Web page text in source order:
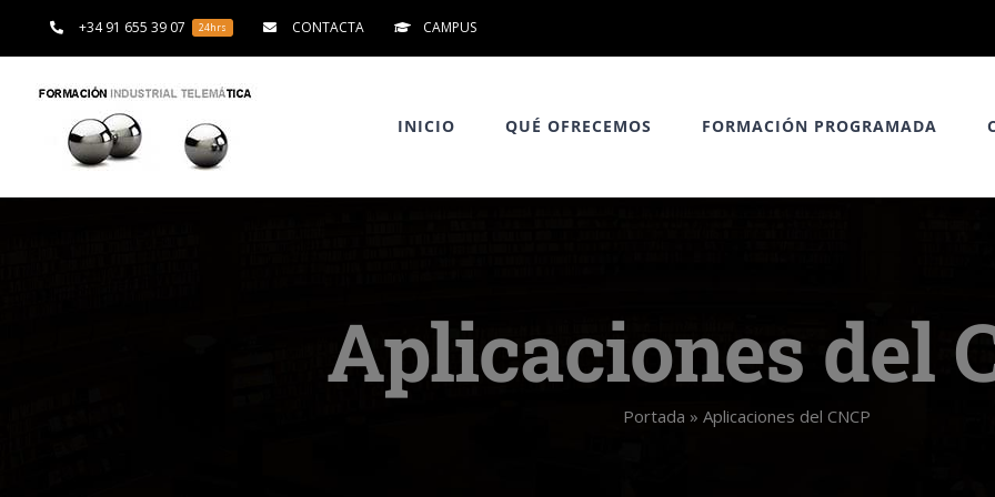
+34 91 655 39 07 24hrs CONTACTA CAMPUS
INICIO QUÉ OFRECEMOS FORMACIÓN PROGRAMADA
Aplicaciones del
Portada » Aplicaciones del CNCP